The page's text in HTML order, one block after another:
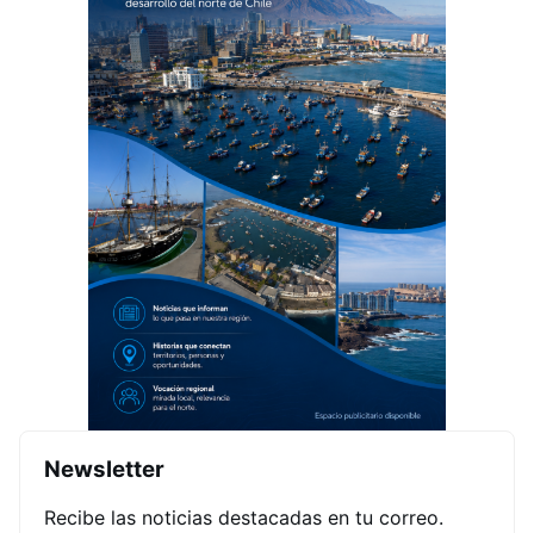
Newsletter
Recibe las noticias destacadas en tu correo.